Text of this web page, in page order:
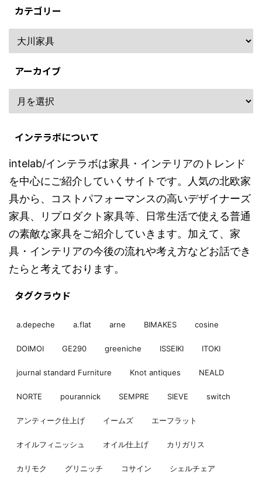
カテゴリー
アーカイブ
インテラボについて
intelab/インテラボは家具・インテリアのトレンド
を中心にご紹介していくサイトです。人気の北欧家
具から、コストパフォーマンスの高いデザイナーズ
家具、リプロダクト家具等、日常生活で使える普通
の素敵な家具をご紹介していきます。加えて、家
具・インテリアの今後の流れや考え方などお話でき
たらと考えております。
タグクラウド
a.depeche a.flat arne BIMAKES cosine
DOIMOI GE290 greeniche ISSEIKI ITOKI
journal standard Furniture Knot antiques NEALD
NORTE pourannick SEMPRE SIEVE switch
アンティーク仕上げ イームズ エーフラット
オイルフィニッシュ オイル仕上げ カリガリス
カリモク グリニッチ コサイン シェルチェア